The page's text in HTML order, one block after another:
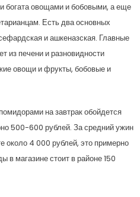
богата овощами и бобовыми, а еще
Есть два основных
и ашкеназская. Главные
из печени и разновидности
овощи и фрукты, бобовые и
на завтрак обойдется
500-600 рублей. За средний ужин
около 4 000 рублей, это примерно
в магазине стоит в районе 150